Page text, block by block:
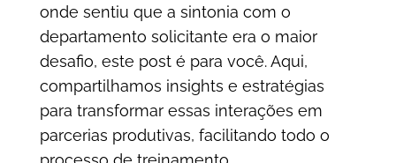
onde sentiu que a sintonia com o
departamento solicitante era o maior
desafio, este post é para você. Aqui,
compartilhamos insights e estratégias
para transformar essas interações em
parcerias produtivas, facilitando todo o